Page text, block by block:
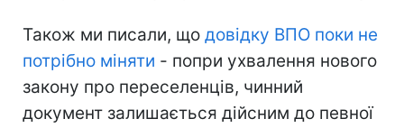
Також ми писали, що довідку ВПО поки не
потрібно міняти - попри ухвалення нового
закону про переселенців, чинний
документ залишається дійсним до певної